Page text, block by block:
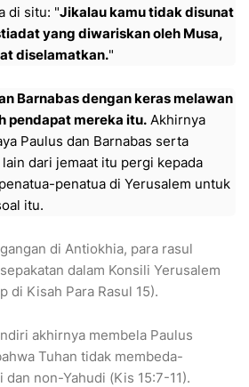
di situ: "Jikalau kamu tidak disunat
yang diwariskan oleh Musa,
diselamatkan."
Barnabas dengan keras melawan
pendapat mereka itu. Akhirnya
Paulus dan Barnabas serta
dari jemaat itu pergi kepada
penatua di Yerusalem untuk
itu.
di Antiokhia, para rasul
dalam Konsili Yerusalem
di Kisah Para Rasul 15).
akhirnya membela Paulus
Tuhan tidak membeda-
dan non-Yahudi (Kis 15:7-11).